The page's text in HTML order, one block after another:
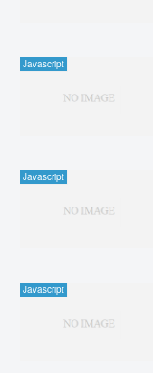
Javascript
Javascript
Javascript